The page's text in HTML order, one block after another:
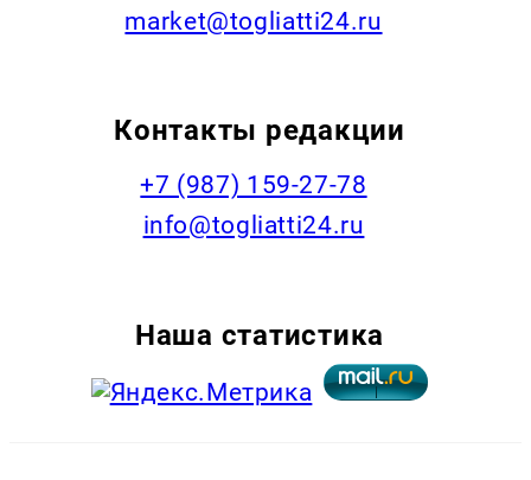
market@togliatti24.ru
Контакты редакции
+7 (987) 159-27-78
info@togliatti24.ru
Наша статистика